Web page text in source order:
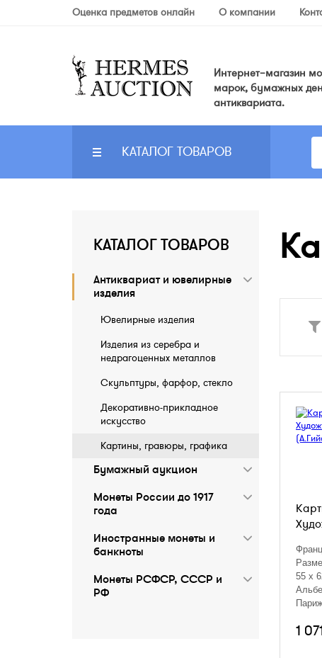
Оценка предметов онлайн О компании
Интернет–магазин
марок, бумажных
антиквариата.
КАТАЛОГ ТОВАРОВ
КАТАЛОГ ТОВАРОВ
Антиквариат и ювелирные
изделия
Ювелирные изделия
Изделия из серебра и
недрагоценных металлов
Скульптуры, фарфор, стекло
Декоративно-прикладное
искусство
Картины, гравюры, графика
Бумажный аукцион
Монеты России до 1917
года
Иностранные монеты и
бaнкноты
Монеты РСФСР, СССР и
РФ
55 х
и
1